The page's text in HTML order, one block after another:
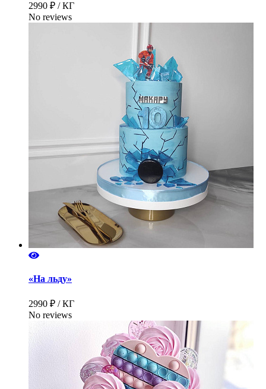
2990 ₽ / КГ
No reviews
«На льду»
2990 ₽ / КГ
No reviews